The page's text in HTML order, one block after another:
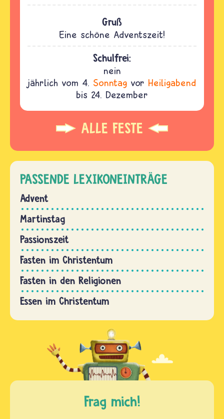
Gruß
Eine schöne Adventszeit!
Schulfrei:
nein
jährlich vom 4. Sonntag vor Heiligabend
bis 24. Dezember
ALLE FESTE
PASSENDE LEXIKONEINTRÄGE
Advent
Martinstag
Passionszeit
Fasten im Christentum
Fasten in den Religionen
Essen im Christentum
Frag mich!